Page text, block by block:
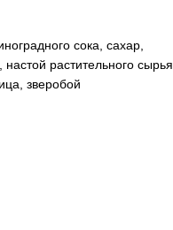
сока, сахар,
растительного сырья
зверобой